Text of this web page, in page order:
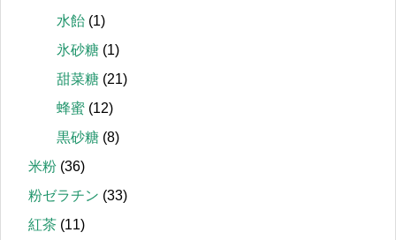
水飴 (1)
氷砂糖 (1)
甜菜糖 (21)
蜂蜜 (12)
黒砂糖 (8)
米粉 (36)
粉ゼラチン (33)
紅茶 (11)